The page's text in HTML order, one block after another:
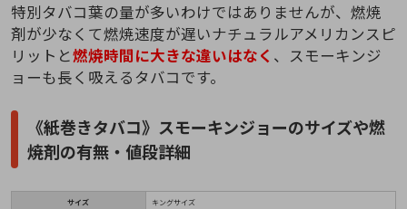
特別タバコ葉の量が多いわけではありませんが、燃焼
剤が少なくて燃焼速度が遅いナチュラルアメリカンスピ
リットと燃焼時間に大きな違いはなく 、スモーキンジ
ョーも長く吸えるタバコです。
《紙巻きタバコ》スモーキンジョーのサイズや燃
焼剤の有無・値段詳細
サイズ キングサイズ